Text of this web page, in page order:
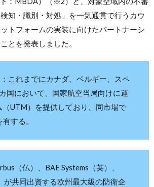
知・識別・対処」を一気通貫で行うカウ
トフォームの実装に向けたパートナーシ
とを発表しました。
これまでにカナダ、ベルギー、スペ
国において、国家航空当局向けに運
（UTM）を提供しており、同市場で
する。
（仏）、BAE Systems（英）、
が共同出資する欧州最大級の防衛企